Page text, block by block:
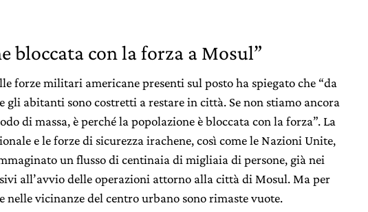
bloccata con la forza a Mosul”
forze militari americane presenti sul posto ha spiegato che “da
gli abitanti sono costretti a restare in città. Se non stiamo ancora
di massa, è perché la popolazione è bloccata con la forza”. La
e le forze di sicurezza irachene, così come le Nazioni Unite,
un flusso di centinaia di migliaia di persone, già nei
all’avvio delle operazioni attorno alla città di Mosul. Ma per
nelle vicinanze del centro urbano sono rimaste vuote.